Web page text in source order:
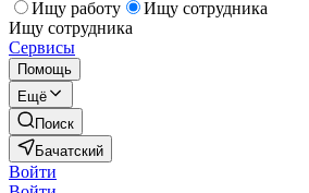
Ищу работу
Ищу сотрудника
Ищу сотрудника
Сервисы
Помощь
Ещё
Поиск
Бачатский
Войти